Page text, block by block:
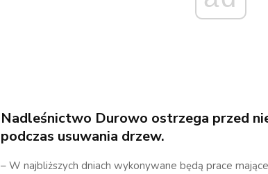
Nadleśnictwo Durowo ostrzega przed
podczas usuwania drzew.
– W najbliższych dniach wykonywane będą prace